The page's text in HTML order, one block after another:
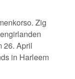
Zig
26. April
in Harleem